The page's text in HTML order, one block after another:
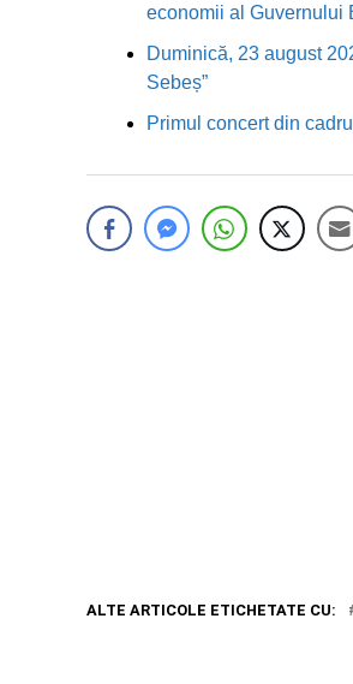
economii al Guvernului
Duminică, 23 august
Sebeș”
Primul concert din
ALTE ARTICOLE ETICHETATE CU: